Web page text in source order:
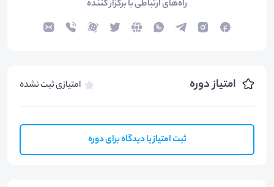
راه‌های ارتباطی با برگزار کننده
امتیاز دوره امتیازی ثبت نشده
ثبت امتیاز یا دیدگاه برای دوره